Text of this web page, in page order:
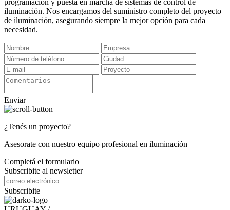
programación y puesta en marcha de sistemas de control de
iluminación. Nos encargamos del suministro completo del proyecto
de iluminación, asegurando siempre la mejor opción para cada
necesidad.
Enviar
¿Tenés un proyecto?
Asesorate con nuestro equipo profesional en iluminación
Completá el formulario
Subscribite al newsletter
Subscribite